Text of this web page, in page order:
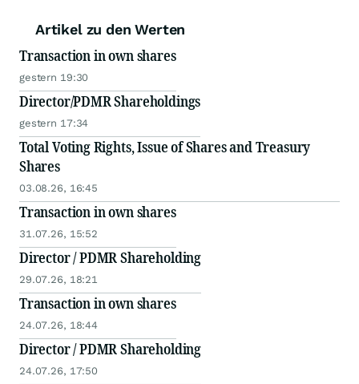
Artikel zu den Werten
Transaction in own shares
gestern 19:30
Director/PDMR Shareholdings
gestern 17:34
Total Voting Rights, Issue of Shares and Treasury
Shares
03.08.26, 16:45
Transaction in own shares
31.07.26, 15:52
Director / PDMR Shareholding
29.07.26, 18:21
Transaction in own shares
24.07.26, 18:44
Director / PDMR Shareholding
24.07.26, 17:50